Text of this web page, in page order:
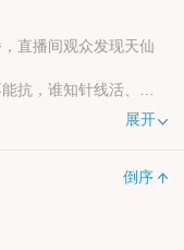
直播间观众发现天仙
，谁知针线活、薅
爹跪下：妈咪，我们
展开
倒序